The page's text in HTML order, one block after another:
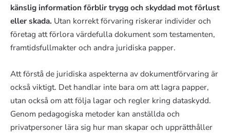
känslig information förblir trygg och skyddad mot förlust
eller skada. Utan korrekt förvaring riskerar individer och
företag att förlora värdefulla dokument som testamenten,
framtidsfullmakter och andra juridiska papper.
Att förstå de juridiska aspekterna av dokumentförvaring är
också viktigt. Det handlar inte bara om att lagra papper,
utan också om att följa lagar och regler kring dataskydd.
Genom pedagogiska metoder kan anställda och
privatpersoner lära sig hur man skapar och upprätthåller